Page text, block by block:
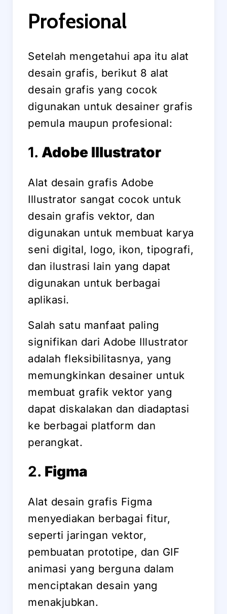
Profesional
Setelah mengetahui apa itu alat
desain grafis, berikut 8 alat
desain grafis yang cocok
digunakan untuk desainer grafis
pemula maupun profesional:
1. Adobe Illustrator
Alat desain grafis Adobe
Illustrator sangat cocok untuk
desain grafis vektor, dan
digunakan untuk membuat karya
seni digital, logo, ikon, tipografi,
dan ilustrasi lain yang dapat
digunakan untuk berbagai
aplikasi.
Salah satu manfaat paling
signifikan dari Adobe Illustrator
adalah fleksibilitasnya, yang
memungkinkan desainer untuk
membuat grafik vektor yang
dapat diskalakan dan diadaptasi
ke berbagai platform dan
perangkat.
2. Figma
Alat desain grafis Figma
menyediakan berbagai fitur,
seperti jaringan vektor,
pembuatan prototipe, dan GIF
animasi yang berguna dalam
menciptakan desain yang
menakjubkan.